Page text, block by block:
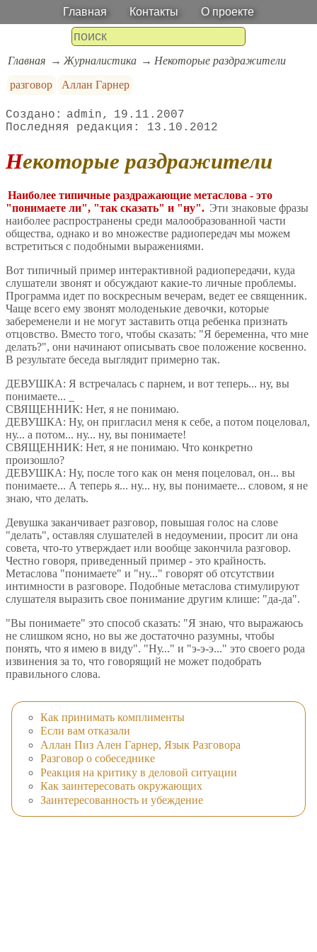
Главная Контакты О проекте
Главная Журналистика
Некоторые раздражители
разговор
Аллан Гарнер
admin
19.11.2007
13.10.2012
Некоторые раздражители
Наиболее типичные раздражающие метаслова - это
"понимаете ли", "так сказать" и "ну". Эти знаковые фразы
наиболее распространены среди малообразованной части
общества, однако и во множестве радиопередач мы можем
встретиться с подобными выражениями.
Вот типичный пример интерактивной радиопередачи, куда
слушатели звонят и обсуждают какие-то личные проблемы.
Программа идет по воскресным вечерам, ведет ее священник.
Чаще всего ему звонят молоденькие девочки, которые
забеременели и не могут заставить отца ребенка признать
отцовство. Вместо того, чтобы сказать: "Я беременна, что мне
делать?", они начинают описывать свое положение косвенно.
В результате беседа выглядит примерно так.
ДЕВУШКА: Я встречалась с парнем, и вот теперь... ну, вы
понимаете... _
СВЯЩЕННИК: Нет, я не понимаю.
ДЕВУШКА: Ну, он пригласил меня к себе, а потом поцеловал,
ну... а потом... ну... ну, вы понимаете!
СВЯЩЕННИК: Нет, я не понимаю. Что конкретно
произошло?
ДЕВУШКА: Ну, после того как он меня поцеловал, он... вы
понимаете... А теперь я... ну... ну, вы понимаете... словом, я не
знаю, что делать.
Девушка заканчивает разговор, повышая голос на слове
"делать", оставляя слушателей в недоумении, просит ли она
совета, что-то утверждает или вообще закончила разговор.
Честно говоря, приведенный пример - это крайность.
Метаслова "понимаете" и "ну..." говорят об отсутствии
интимности в разговоре. Подобные метаслова стимулируют
слушателя выразить свое понимание другим клише: "да-да".
"Вы понимаете" это способ сказать: "Я знаю, что выражаюсь
не слишком ясно, но вы же достаточно разумны, чтобы
понять, что я имею в виду". "Ну..." и "э-э-э..." это своего рода
извинения за то, что говорящий не может подобрать
правильного слова.
Как принимать комплименты
Если вам отказали
Аллан Пиз Ален Гарнер, Язык Разговора
Разговор о собеседнике
Реакция на критику в деловой ситуации
Как заинтересовать окружающих
Заинтересованность и убеждение